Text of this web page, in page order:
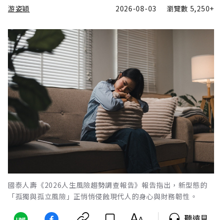
游姿穎 2026-08-03 瀏覽數 5,250+
國泰人壽《2026人生風險趨勢調查報告》報告指出，新型態的
「孤獨與孤立風險」正悄悄侵蝕現代人的身心與財務韌性。